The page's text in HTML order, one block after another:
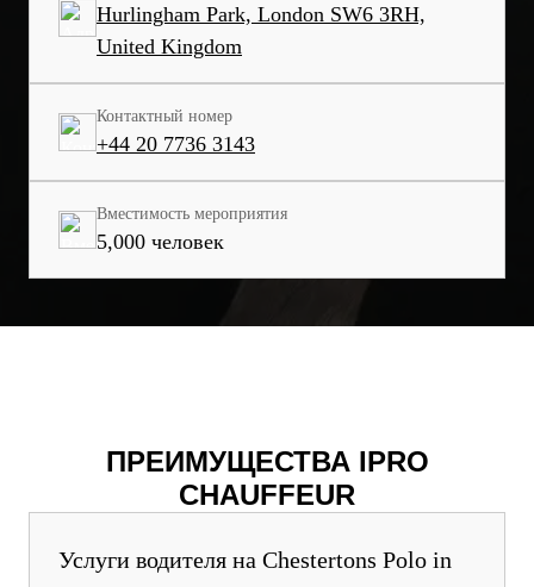
Hurlingham Park, London SW6 3RH,
United Kingdom
Контактный номер
+44 20 7736 3143
Вместимость мероприятия
5,000 человек
ПРЕИМУЩЕСТВА IPRO
CHAUFFEUR
Услуги водителя на Chestertons Polo in